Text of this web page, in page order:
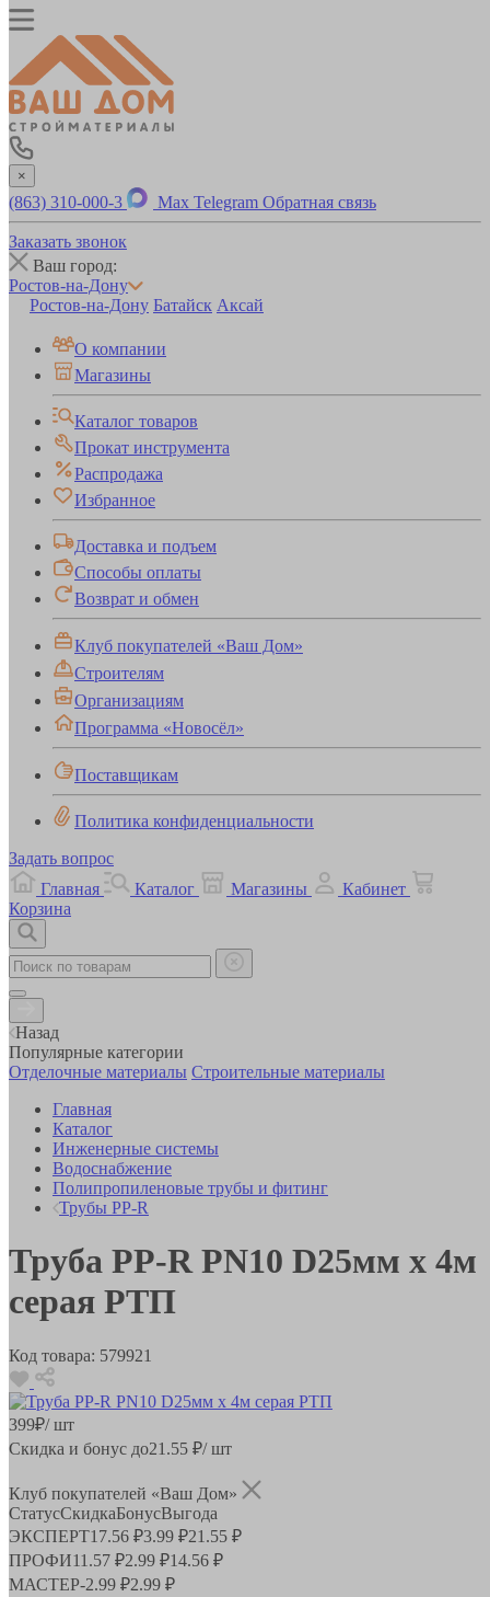
×
(863) 310-000-3 Max Telegram Обратная связь
Заказать звонок
Ваш город:
Ростов-на-Дону
Ростов-на-Дону Батайск Аксай
О компании
Магазины
Каталог товаров
Прокат инструмента
Распродажа
Избранное
Доставка и подъем
Способы оплаты
Возврат и обмен
Клуб покупателей «Ваш Дом»
Строителям
Организациям
Программа «Новосёл»
Поставщикам
Политика конфиденциальности
Задать вопрос
Главная
Каталог Магазины
Кабинет
Корзина
Назад
Популярные категории
Отделочные материалы Строительные материалы
Главная
Каталог
Инженерные системы
Водоснабжение
Полипропиленовые трубы и фитинг
Трубы PP-R
Труба РР-R PN10 D25мм х 4м
серая РТП
Код товара: 579921
399₽/ шт
Скидка и бонус до21.55 ₽/ шт
Клуб покупателей «Ваш Дом»
СтатусСкидкаБонусВыгода
ЭКСПЕРТ17.56 ₽3.99 ₽21.55 ₽
ПРОФИ11.57 ₽2.99 ₽14.56 ₽
МАСТЕР-2.99 ₽2.99 ₽